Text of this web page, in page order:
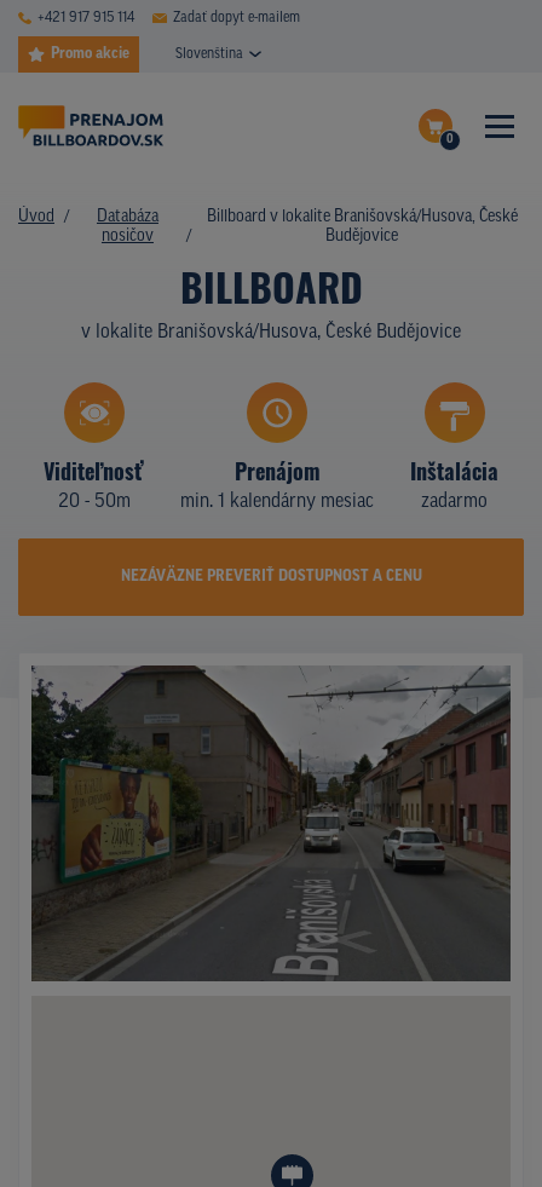
+421 917 915 114 Zadať dopyt e-mailem
Promo akcie Slovenština
0
Dokončiť dopyt
DATABÁZA NOSIČOV
PLOCHY V AKCII
CENY
TYPY NOSIČOV
KTO SME
KONTAKTY
Úvod
Databáza
nosičov
Billboard v lokalite Branišovská/Husova, České
Budějovice
BILLBOARD
v lokalite Branišovská/Husova, České Budějovice
Viditeľnosť
20 - 50m
Prenájom
min. 1 kalendárny mesiac
Inštalácia
zadarmo
NEZÁVÄZNE PREVERIŤ DOSTUPNOST A CENU